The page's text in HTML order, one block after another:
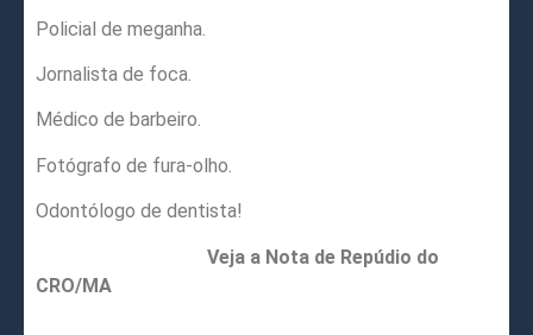
Policial de meganha.
Jornalista de foca.
Médico de barbeiro.
Fotógrafo de fura-olho.
Odontólogo de dentista!
Veja a Nota de Repúdio do
CRO/MA